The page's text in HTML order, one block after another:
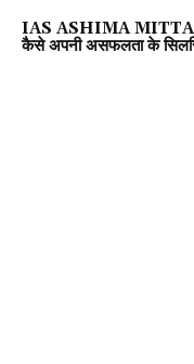
IAS ASHIMA MITTAL
कैसे अपनी असफलता के